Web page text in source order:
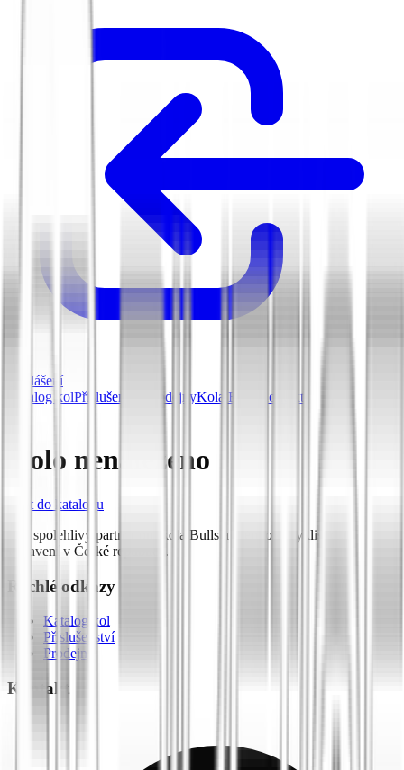
Přihlášení
Katalog kolPříslušenství ProdejnyKola Bulls Kontakt
Kolo nenalezeno
Zpět do katalogu
Váš spolehlivý partner pro kola Bulls a prémiové cyklistické
vybavení v České republice.
Rychlé odkazy
Katalog kol
Příslušenství
Prodejny
Kontakt